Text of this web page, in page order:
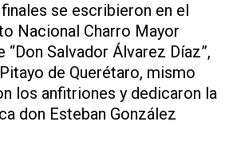
se escribieron en el
Nacional Charro Mayor
“Don Salvador Álvarez Díaz”,
de Querétaro, mismo
los anfitriones y dedicaron la
don Esteban González